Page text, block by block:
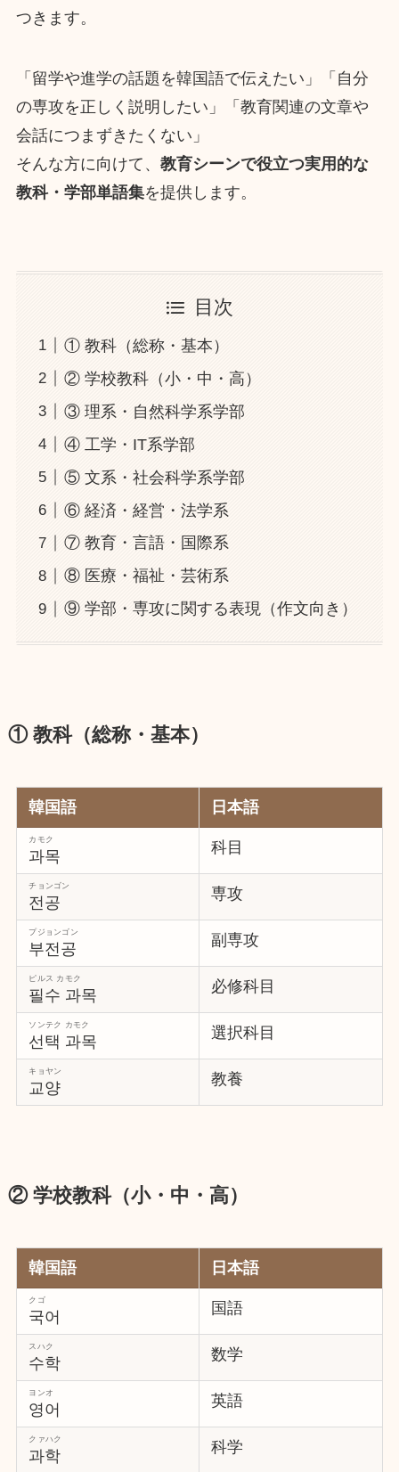
つきます。
「留学や進学の話題を韓国語で伝えたい」「自分
の専攻を正しく説明したい」「教育関連の文章や
会話につまずきたくない」
そんな方に向けて、 教育シーンで役立つ実用的な
教科・学部単語集を提供します。
目次
① 教科（総称・基本）
② 学校教科（小・中・高）
③ 理系・自然科学系学部
④ 工学・IT系学部
⑤ 文系・社会科学系学部
⑥ 経済・経営・法学系
⑦ 教育・言語・国際系
⑧ 医療・福祉・芸術系
⑨ 学部・専攻に関する表現（作文向き）
① 教科（総称・基本）
韓国語 日本語
과목
カモク 科目
전공
チョンゴン 専攻
부전공
プジョンゴン 副専攻
필수 과목
ピルス カモク 必修科目
선택 과목
ソンテク カモク 選択科目
교양
キョヤン 教養
② 学校教科（小・中・高）
韓国語 日本語
국어
クゴ 国語
수학
スハク 数学
영어
ヨンオ 英語
과학
クァハク 科学